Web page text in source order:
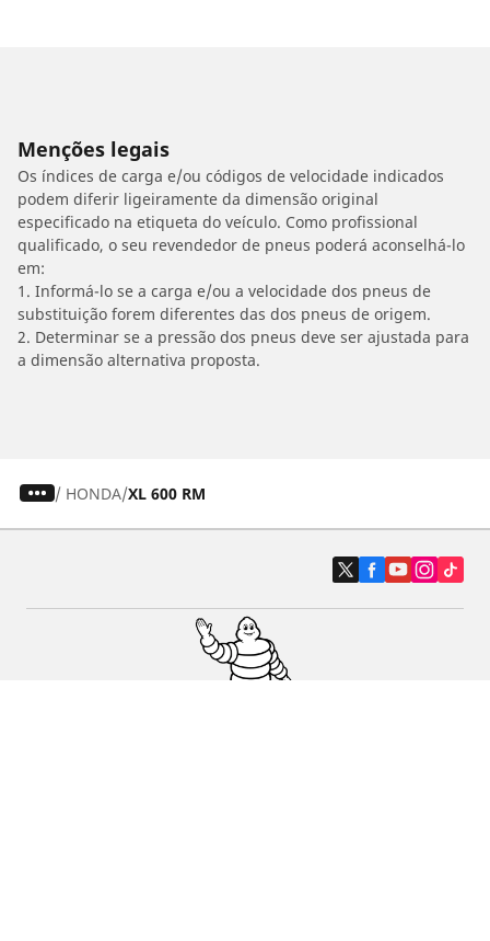
Menções legais
Os índices de carga e/ou códigos de velocidade indicados
podem diferir ligeiramente da dimensão original
especificado na etiqueta do veículo. Como profissional
qualificado, o seu revendedor de pneus poderá aconselhá-lo
em:
1. Informá-lo se a carga e/ou a velocidade dos pneus de
substituição forem diferentes das dos pneus de origem.
2. Determinar se a pressão dos pneus deve ser ajustada para
a dimensão alternativa proposta.
/ HONDA XL 600 RM